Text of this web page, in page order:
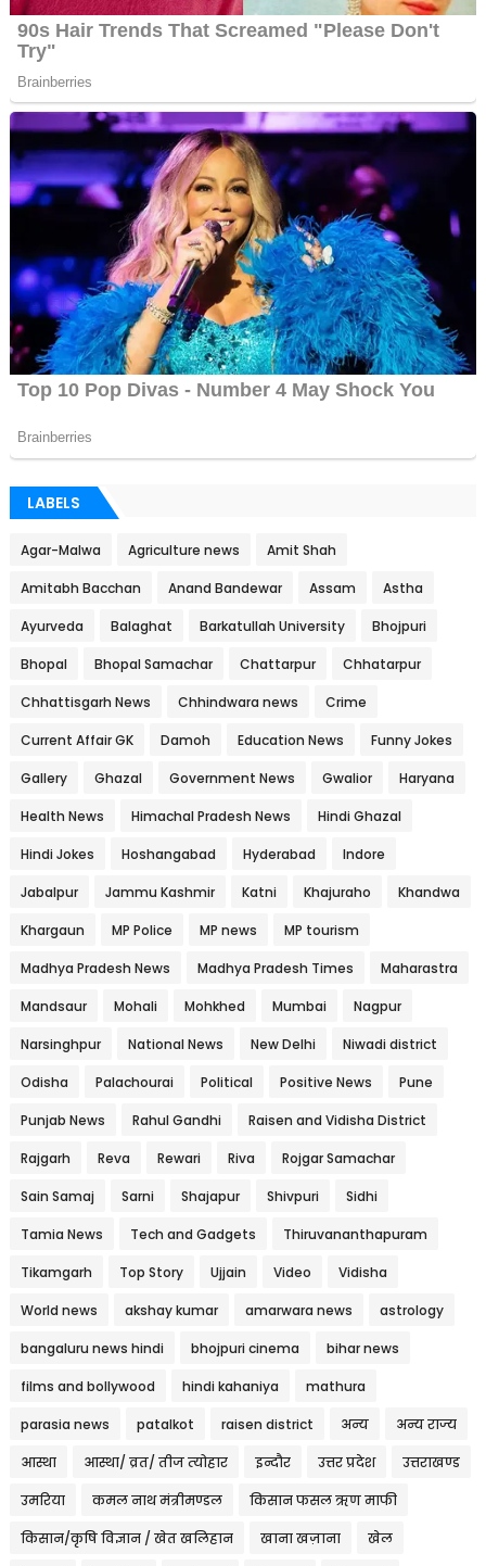
LABELS
Agar-Malwa Agriculture news Amit Shah
Amitabh Bacchan Anand Bandewar Assam Astha
Ayurveda Balaghat Barkatullah University Bhojpuri
Bhopal Bhopal Samachar Chattarpur Chhatarpur
Chhattisgarh News Chhindwara news Crime
Current Affair GK Damoh Education News Funny Jokes
Gallery Ghazal Government News Gwalior Haryana
Health News Himachal Pradesh News Hindi Ghazal
Hindi Jokes Hoshangabad Hyderabad Indore
Jabalpur Jammu Kashmir Katni Khajuraho Khandwa
Khargaun MP Police MP news MP tourism
Madhya Pradesh News Madhya Pradesh Times Maharastra
Mandsaur Mohali Mohkhed Mumbai Nagpur
Narsinghpur National News New Delhi Niwadi district
Odisha Palachourai Political Positive News Pune
Punjab News Rahul Gandhi Raisen and Vidisha District
Rajgarh Reva Rewari Riva Rojgar Samachar
Sain Samaj Sarni Shajapur Shivpuri Sidhi
Tamia News Tech and Gadgets Thiruvananthapuram
Tikamgarh Top Story Ujjain Video Vidisha
World news akshay kumar amarwara news astrology
bangaluru news hindi bhojpuri cinema bihar news
films and bollywood hindi kahaniya mathura
parasia news patalkot raisen district अन्य अन्य राज्य
आस्था आस्था/ व्रत/ तीज त्‍योहार इन्दौर उत्तर प्रदेश उत्तराखण्ड
उमरिया कमल नाथ मंत्रीमण्डल किसान फसल ऋण माफी
किसान/कृषि विज्ञान / खेत खलिहान खाना खज़ाना खेल